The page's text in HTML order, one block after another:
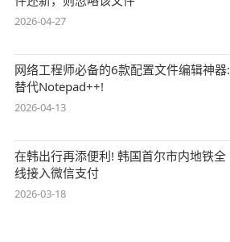
2026-04-27
网络工程师必备的6款配置文件编辑神器:
替代Notepad++!
2026-04-13
在韩出行再添便利! 韩国首尔市内地铁全
线接入微信支付
2026-03-18